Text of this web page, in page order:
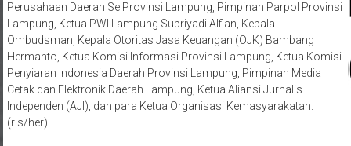
Perusahaan Daerah Se Provinsi Lampung, Pimpinan Parpol Provinsi
Lampung, Ketua PWI Lampung Supriyadi Alfian, Kepala
Ombudsman, Kepala Otoritas Jasa Keuangan (OJK) Bambang
Hermanto, Ketua Komisi Informasi Provinsi Lampung, Ketua Komisi
Penyiaran Indonesia Daerah Provinsi Lampung, Pimpinan Media
Cetak dan Elektronik Daerah Lampung, Ketua Aliansi Jurnalis
Independen (AJI), dan para Ketua Organisasi Kemasyarakatan.
(rls/her)